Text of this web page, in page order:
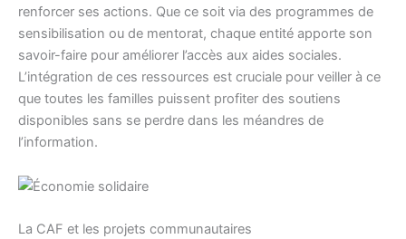
renforcer ses actions. Que ce soit via des programmes de
sensibilisation ou de mentorat, chaque entité apporte son
savoir-faire pour améliorer l’accès aux aides sociales.
L’intégration de ces ressources est cruciale pour veiller à ce
que toutes les familles puissent profiter des soutiens
disponibles sans se perdre dans les méandres de
l’information.
La CAF et les projets communautaires